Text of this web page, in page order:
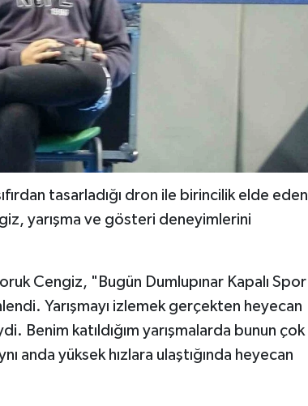
tasarladığı dron ile birincilik elde eden
yarışma ve gösteri deneyimlerini
Cengiz, "Bugün Dumlupınar Kapalı Spor
Yarışmayı izlemek gerçekten heyecan
Benim katıldığım yarışmalarda bunun çok
anda yüksek hızlara ulaştığında heyecan